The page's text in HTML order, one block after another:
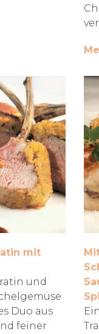
mit
und
Duo aus
feiner